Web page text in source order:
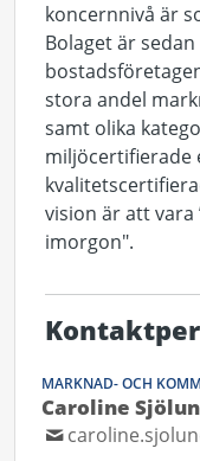
koncernnivå är
Bolaget är
stora andel
samt olika
miljöcertifierade
vision är att vara
imorgon".
MARKNAD- OCH
Caroline